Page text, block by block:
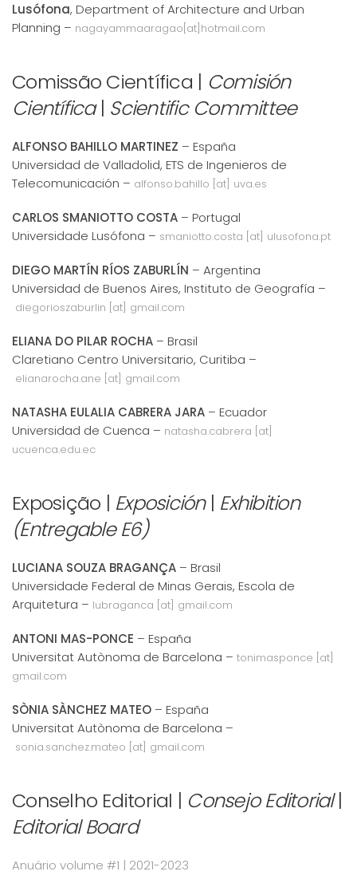
Lusófona, Department of Architecture and Urban
Planning – nagayammaaragao[at]hotmail.com
Comissão Científica | Comisión
Científica| Scientific Committee
ALFONSO BAHILLO MARTINEZ – España
Universidad de Valladolid, ETS de Ingenieros de
Telecomunicación – alfonso.bahillo [at] uva.es
CARLOS SMANIOTTO COSTA – Portugal
Universidade Lusófona – smaniotto.costa [at] ulusofona.pt
DIEGO MARTÍN RÍOS ZABURLÍN – Argentina
Universidad de Buenos Aires, Instituto de Geografía –
diegorioszaburlin [at] gmail.com
ELIANA DO PILAR ROCHA – Brasil
Claretiano Centro Universitario, Curitiba –
elianarocha.ane [at] gmail.com
NATASHA EULALIA CABRERA JARA – Ecuador
Universidad de Cuenca – natasha.cabrera [at]
ucuenca.edu.ec
Exposição | Exposición| Exhibition
(Entregable E6)
LUCIANA SOUZA BRAGANÇA – Brasil
Universidade Federal de Minas Gerais, Escola de
Arquitetura – lubraganca [at] gmail.com
ANTONI MAS-PONCE – España
Universitat Autònoma de Barcelona – tonimasponce [at]
gmail.com
SÒNIA SÀNCHEZ MATEO – España
Universitat Autònoma de Barcelona –
sonia.sanchez.mateo [at] gmail.com
Conselho Editorial | Consejo Editorial|
Editorial Board
Anuário volume #1 | 2021-2023